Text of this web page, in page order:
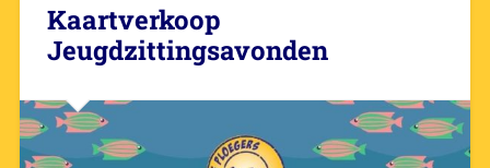
Kaartverkoop
Jeugdzittingsavonden